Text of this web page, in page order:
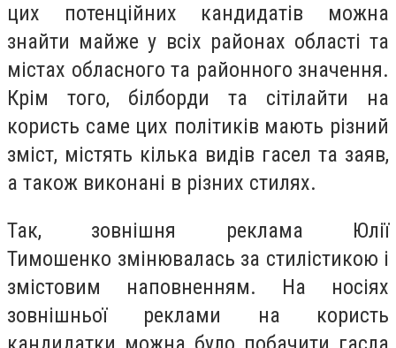
цих потенційних кандидатів можна
знайти майже у всіх районах області та
містах обласного та районного значення.
Крім того, білборди та сітілайти на
користь саме цих політиків мають різний
зміст, містять кілька видів гасел та заяв,
а також виконані в різних стилях.
Так, зовнішня реклама Юлії
Тимошенко змінювалась за стилістикою і
змістовим наповненням. На носіях
зовнішньої реклами на користь